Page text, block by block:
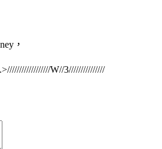
，
W//3///////////////